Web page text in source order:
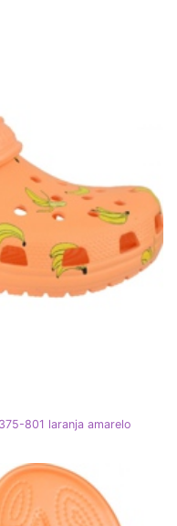
801 laranja amarelo